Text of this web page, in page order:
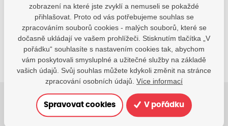
+420 491 465 813
po-pá: 7:30 - 15:30 hod.
O škole
zobrazení na které jste zvyklí a nemuseli se pokaždé
přihlašovat. Proto od vás potřebujeme souhlas se
zpracováním souborů cookies - malých souborů, které se
dočasně ukládají ve vašem prohlížeči. Stisknutím tlačítka „V
pořádku“ souhlasíte s nastavením cookies tak, abychom
vám poskytovali smysluplné a užitečné služby na základě
vašich údajů. Svůj souhlas můžete kdykoli změnit na stránce
zpracování osobních údajů. Více informací
Spravovat cookies V pořádku